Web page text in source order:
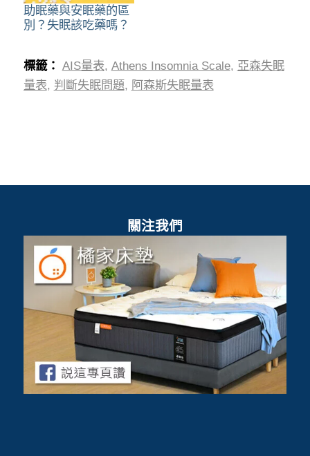
助眠藥與安眠藥的區
別？失眠該吃藥嗎？
標籤： AIS量表, Athens Insomnia Scale, 亞森失眠
量表, 判斷失眠問題, 阿森斯失眠量表
關注我們